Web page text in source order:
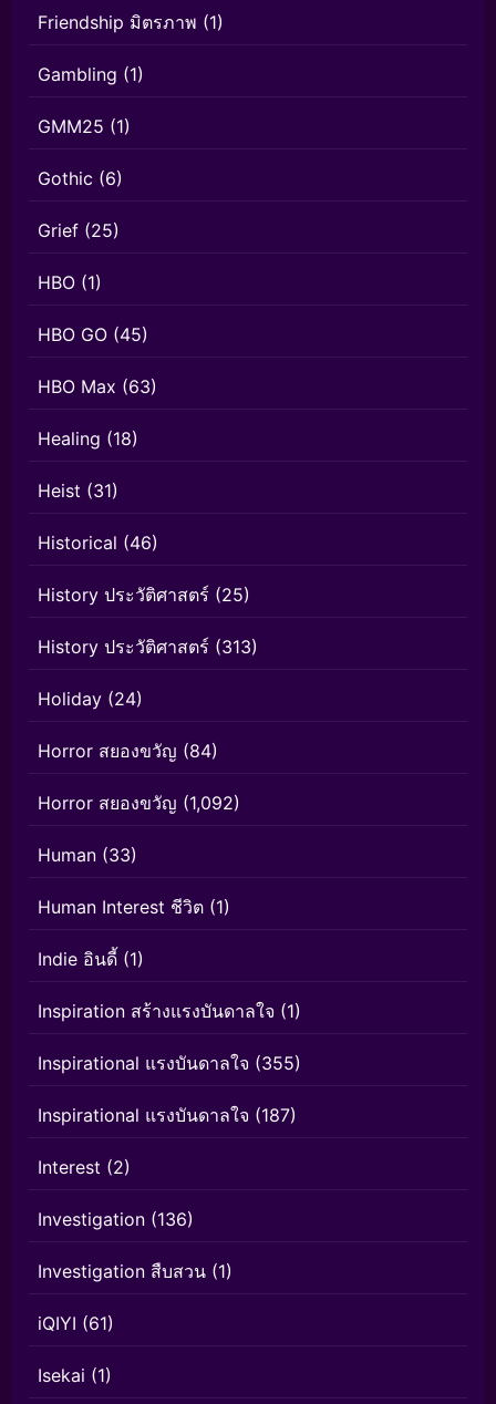
Friendship มิตรภาพ (1)
Gambling (1)
GMM25 (1)
Gothic (6)
Grief (25)
HBO (1)
HBO GO (45)
HBO Max (63)
Healing (18)
Heist (31)
Historical (46)
History ประวัติศาสตร์ (25)
History ประวัติศาสตร์ (313)
Holiday (24)
Horror สยองขวัญ (84)
Horror สยองขวัญ (1,092)
Human (33)
Human Interest ชีวิต (1)
Indie อินดี้ (1)
Inspiration สร้างแรงบันดาลใจ (1)
Inspirational แรงบันดาลใจ (355)
Inspirational แรงบันดาลใจ (187)
Interest (2)
Investigation (136)
Investigation สืบสวน (1)
iQIYI (61)
Isekai (1)